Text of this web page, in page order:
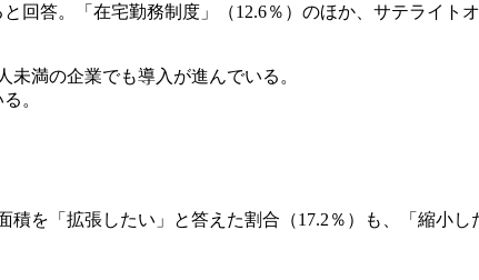
回答。「在宅勤務制度」（12.6％）のほか、サテライト
満の企業でも導入が進んでいる。
。
を「拡張したい」と答えた割合（17.2％）も、「縮小し